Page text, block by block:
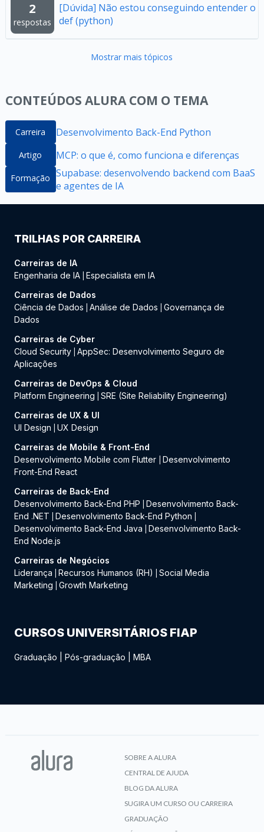
2
respostas
[Dúvida] Não estou conseguindo entender o
def (python)
Mostrar mais tópicos
CONTEÚDOS ALURA COM O TEMA
Carreira Desenvolvimento Back-End Python
Artigo MCP: o que é, como funciona e diferenças
Formação Supabase: desenvolvendo backend com BaaS
e agentes de IA
TRILHAS POR CARREIRA
Carreiras de IA
Engenharia de IA Especialista em IA
Carreiras de Dados
Ciência de Dados
Análise de Dados
Governança de
Dados
Carreiras de Cyber
Cloud Security AppSec: Desenvolvimento Seguro de
Aplicações
Carreiras de DevOps & Cloud
Platform Engineering
SRE (Site Reliability Engineering)
Carreiras de UX & UI
UI Design
UX Design
Carreiras de Mobile & Front-End
Desenvolvimento Mobile com Flutter
Desenvolvimento
Front-End React
Carreiras de Back-End
Desenvolvimento Back-End PHP
Desenvolvimento Back-
End .NET
Desenvolvimento Back-End Python
Desenvolvimento Back-End Java
Desenvolvimento Back-
End Node.js
Carreiras de Negócios
Liderança
Recursos Humanos (RH)
Social Media
Marketing
Growth Marketing
CURSOS UNIVERSITÁRIOS FIAP
Graduação Pós-graduação MBA
SOBRE A ALURA
CENTRAL DE AJUDA
BLOG DA ALURA
SUGIRA UM CURSO OU CARREIRA
GRADUAÇÃO